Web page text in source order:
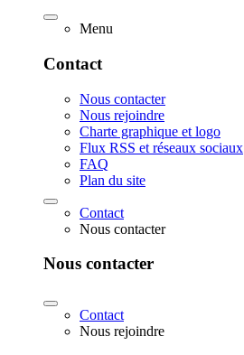
Menu
Contact
Nous contacter
Nous rejoindre
Charte graphique et logo
Flux RSS et réseaux sociaux
FAQ
Plan du site
Contact
Nous contacter
Nous contacter
Contact
Nous rejoindre